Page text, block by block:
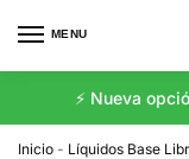
MENU
⚡️ Nueva
Inicio - Líquidos Base